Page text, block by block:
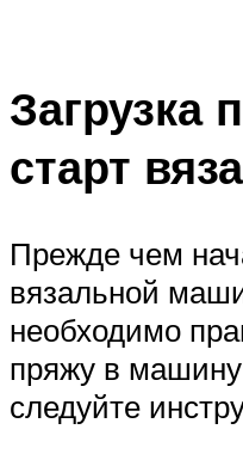
Загрузка
старт
Прежде чем
вязальной
необходимо
пряжу в
следуйте